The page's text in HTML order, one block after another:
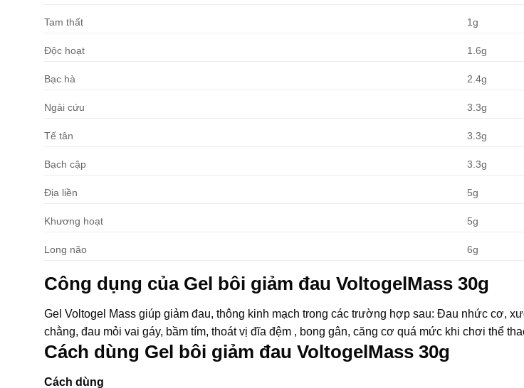
Tam thất 1g
Độc hoạt 1.6g
Bạc hà 2.4g
Ngải cứu 3.3g
Tế tân 3.3g
Bạch cập 3.3g
Địa liền 5g
Khương hoạt 5g
Long não 6g
Công dụng của Gel bôi giảm đau VoltogelMass 30g
Gel Voltogel Mass giúp giảm đau, thông kinh mạch trong các trường hợp sau: Đau nhức cơ,
chằng, đau mỏi vai gáy, bầm tím, thoát vị đĩa đệm , bong gân, căng cơ quá mức khi chơi thể
Cách dùng Gel bôi giảm đau VoltogelMass 30g
Cách dùng